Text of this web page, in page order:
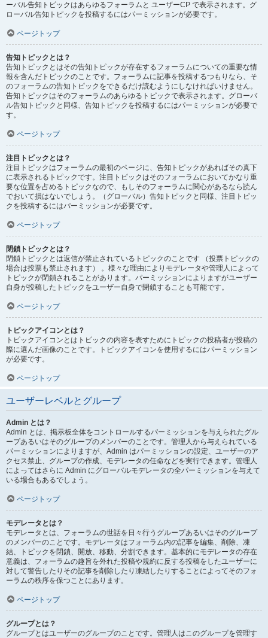
ーバル告知トピックはあらゆるフォーラムと ユーザーCP で表示されます。グ
ローバル告知トピックを投稿するにはパーミッションが必要です。
ページトップ
告知トピックとは？
告知トピックとはその告知トピックが存在するフォーラムについての重要な情
報を含んだトピックのことです。フォーラムに記事を投稿するつもりなら、そ
のフォーラムの告知トピックをできるだけ読むようにしなければいけません。
告知トピックはそのフォーラムのあらゆるトピックで表示されます。グローバ
ル告知トピックと同様、告知トピックを投稿するにはパーミッションが必要で
す。
ページトップ
注目トピックとは？
注目トピックはフォーラムの最初のページに、告知トピックがあればその真下
に表示されるトピックです。注目トピックはそのフォーラムにおいてかなり重
要な位置を占めるトピックなので、もしそのフォーラムに関心があるなら読ん
でおいて損はないでしょう。（グローバル）告知トピックと同様、注目トピッ
クを投稿するにはパーミッションが必要です。
ページトップ
閉鎖トピックとは？
閉鎖トピックとは返信が禁止されているトピックのことです （投票トピックの
場合は投票も禁止されます） 。様々な理由によりモデレータや管理人によって
トピックが閉鎖されることがあります。パーミッションによりますがユーザー
自身が投稿したトピックをユーザー自身で閉鎖することも可能です。
ページトップ
トピックアイコンとは？
トピックアイコンとはトピックの内容を表すためにトピックの投稿者が投稿の
際に選んだ画像のことです。トピックアイコンを使用するにはパーミッション
が必要です。
ページトップ
ユーザーレベルとグループ
Admin とは？
Admin とは、掲示板全体をコントロールするパーミッションを与えられたグル
ープあるいはそのグループのメンバーのことです。管理人から与えられている
パーミッションによりますが、Admin はパーミッションの設定、ユーザーのア
クセス禁止、グループの作成、モデレータの任命などを実行できます。管理人
によってはさらに Admin にグローバルモデレータの全パーミッションを与えて
いる場合もあるでしょう。
ページトップ
モデレータとは？
モデレータとは、フォーラムの世話を日々行うグループあるいはそのグループ
のメンバーのことです。モデレータはフォーラム内の記事を編集、削除、凍
結、トピックを閉鎖、開放、移動、分割できます。基本的にモデレータの存在
意義は、フォーラムの趣旨を外れた投稿や規約に反する投稿をしたユーザーに
対して警告したりその記事を削除したり凍結したりすることによってそのフォ
ーラムの秩序を保つことにあります。
ページトップ
グループとは？
グループとはユーザーのグループのことです。管理人はこのグループを管理す